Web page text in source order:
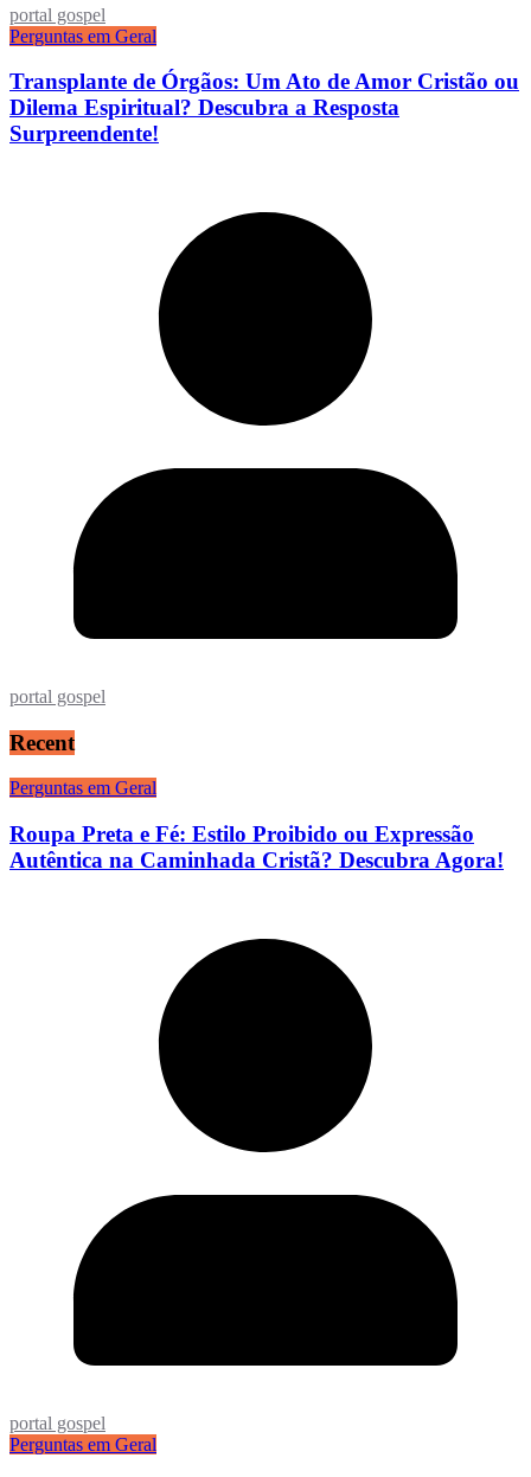
portal gospel
Perguntas em Geral
Transplante de Órgãos: Um Ato de Amor Cristão ou
Dilema Espiritual? Descubra a Resposta
Surpreendente!
portal gospel
Recent
Perguntas em Geral
Roupa Preta e Fé: Estilo Proibido ou Expressão
Autêntica na Caminhada Cristã? Descubra Agora!
portal gospel
Perguntas em Geral